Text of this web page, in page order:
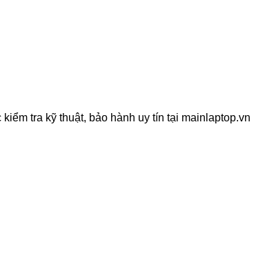
tra kỹ thuật, bảo hành uy tín tại mainlaptop.vn